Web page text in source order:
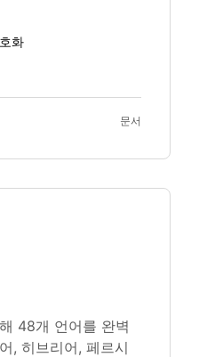
화
문서
48개 언어를 완벽
, 히브리어, 페르시